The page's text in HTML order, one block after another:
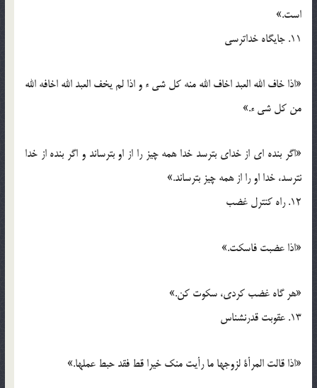
است.»
11. جایگاه خداترسی
«اذا خاف الله العبد اخاف الله منه کل شی ء و اذا لم یخف العبد الله اخافه الله
من کل شی ء.»
«اگر بنده ای از خدای بترسد خدا همه چیز را از او بترساند و اگر بنده از خدا
نترسد، خدا او را از همه چیز بترساند.»
12. راه کنترل غضب
«اذا عضبت فاسکت.»
«هر گاه غضب کردی، سکوت کن.»
13. عقوبت قدرنشناس
«اذا قالت المرأة لزوجها ما رأیت منک خیرا قط فقد حبط عملها.»